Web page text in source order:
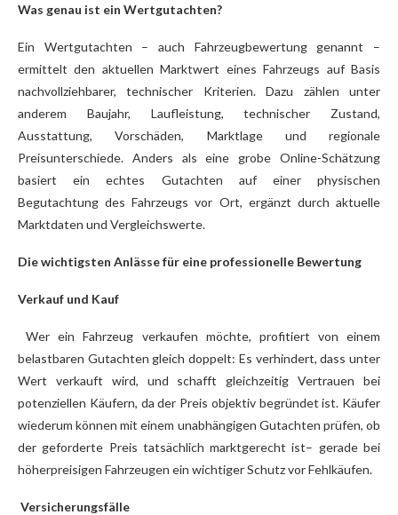
Was genau ist ein Wertgutachten?
Ein Wertgutachten – auch Fahrzeugbewertung genannt –
ermittelt den aktuellen Marktwert eines Fahrzeugs auf Basis
nachvollziehbarer, technischer Kriterien. Dazu zählen unter
anderem Baujahr, Laufleistung, technischer Zustand,
Ausstattung, Vorschäden, Marktlage und regionale
Preisunterschiede. Anders als eine grobe Online-Schätzung
basiert ein echtes Gutachten auf einer physischen
Begutachtung des Fahrzeugs vor Ort, ergänzt durch aktuelle
Marktdaten und Vergleichswerte.
Die wichtigsten Anlässe für eine professionelle Bewertung
Verkauf und Kauf
Wer ein Fahrzeug verkaufen möchte, profitiert von einem
belastbaren Gutachten gleich doppelt: Es verhindert, dass unter
Wert verkauft wird, und schafft gleichzeitig Vertrauen bei
potenziellen Käufern, da der Preis objektiv begründet ist. Käufer
wiederum können mit einem unabhängigen Gutachten prüfen, ob
der geforderte Preis tatsächlich marktgerecht ist– gerade bei
höherpreisigen Fahrzeugen ein wichtiger Schutz vor Fehlkäufen.
Versicherungsfälle